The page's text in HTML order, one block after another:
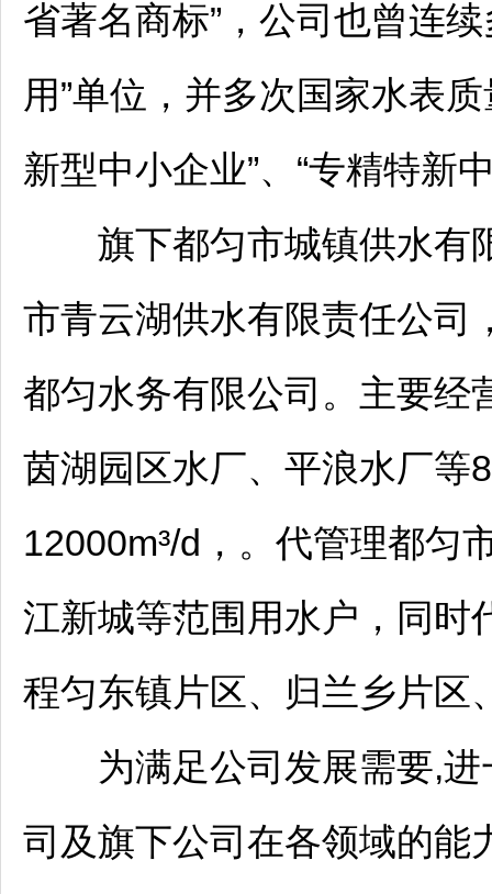
省著名商标”，公司也曾连
用”单位，并多次国家水表
新型中小企业”、“专精特新
旗下都匀市城镇供水有
市青云湖供水有限责任公司
都匀水务有限公司。主要经
茵湖园区水厂、平浪水厂等
12000m³/d，。代管理都匀
江新城等范围用水户，同时
程匀东镇片区、归兰乡片区
为满足公司发展需要,进
司及旗下公司在各领域的能